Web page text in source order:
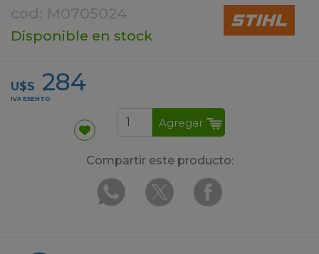
cod: M0705024
Disponible en stock
U$S 284
IVA EXENTO
Agregar
Compartir este producto: